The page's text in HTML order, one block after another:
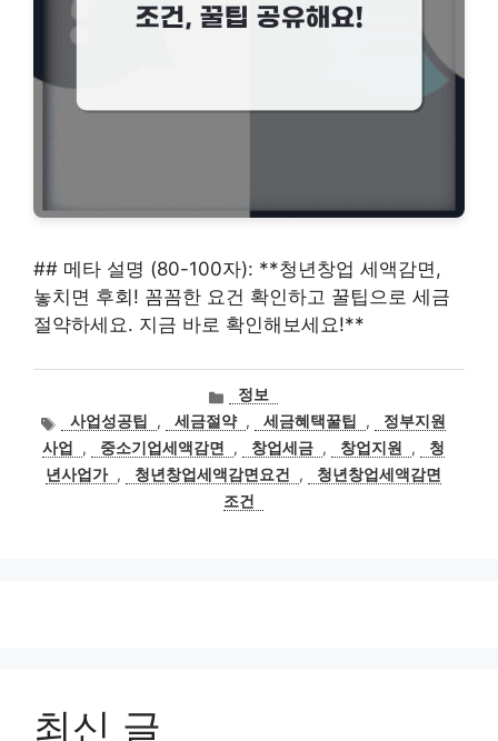
## 메타 설명 (80-100자): **청년창업 세액감면,
놓치면 후회! 꼼꼼한 요건 확인하고 꿀팁으로 세금
절약하세요. 지금 바로 확인해보세요!**
카
테
고
리
정보
태
그
사업성공팁 , 세금절약 , 세금혜택꿀팁 ,
정부지원
사업
, 중소기업세액감면 , 창업세금 , 창업지원 ,
청
년사업가 , 청년창업세액감면요건 ,
청년창업세액감면
조건
최신 글